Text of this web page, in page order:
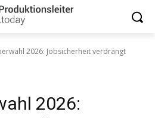
2026: Jobsicherheit verdrängt
2026: